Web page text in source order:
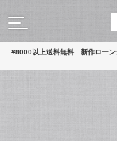
¥8000以上送料無料 新作ローン